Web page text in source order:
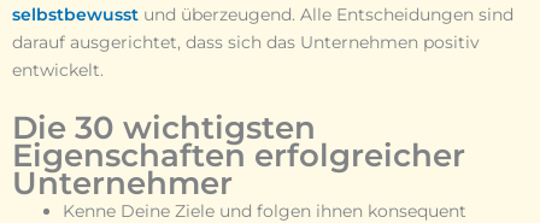
selbstbewusst und überzeugend. Alle Entscheidungen sind
darauf ausgerichtet, dass sich das Unternehmen positiv
entwickelt.
Die 30 wichtigsten
Eigenschaften erfolgreicher
Unternehmer
Kenne Deine Ziele und folgen ihnen konsequent